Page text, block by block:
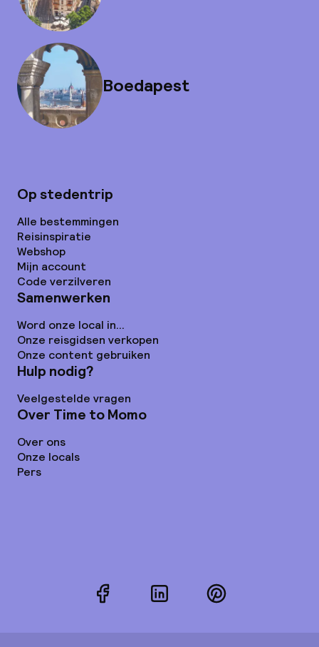
Boedapest
Op stedentrip
Alle bestemmingen
Reisinspiratie
Webshop
Mijn account
Code verzilveren
Samenwerken
Word onze local in...
Onze reisgidsen verkopen
Onze content gebruiken
Hulp nodig?
Veelgestelde vragen
Over Time to Momo
Over ons
Onze locals
Pers
FacebookLinkedInPinterest